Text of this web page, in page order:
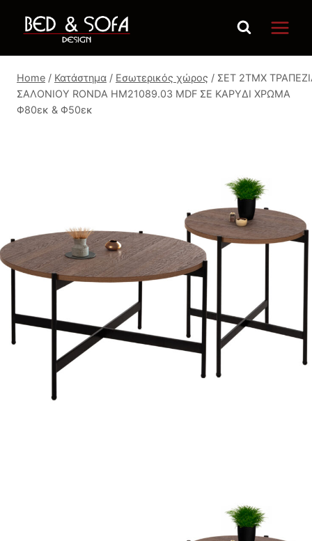
Home / Κατάστημα / Εσωτερικός χώρος / ΣΕΤ 2ΤΜΧ
ΣΑΛΟΝΙΟΥ RONDA HM21089.03 MDF ΣΕ ΚΑΡΥΔΙ ΧΡΩΜΑ
Φ80εκ & Φ50εκ